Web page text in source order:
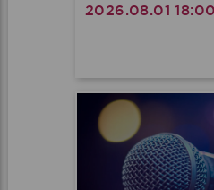
2026.08.01